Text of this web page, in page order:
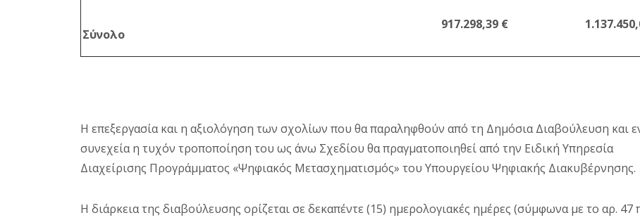
Σύνολο
917.298,39 €
Η επεξεργασία και η αξιολόγηση των σχολίων που θα παραληφθούν από τη Δημόσια Διαβούλευση και
συνεχεία η τυχόν τροποποίηση του ως άνω Σχεδίου θα πραγματοποιηθεί από την Ειδική Υπηρεσία
Διαχείρισης Προγράμματος «Ψηφιακός Μετασχηματισμός» του Υπουργείου Ψηφιακής Διακυβέρνησης.
Η διάρκεια της διαβούλευσης ορίζεται σε δεκαπέντε (15) ημερολογιακές ημέρες (σύμφωνα με το αρ. 47